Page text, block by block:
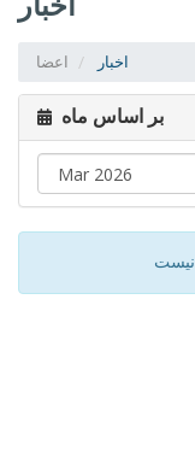
اعضا اخبار
بر اساس ماه